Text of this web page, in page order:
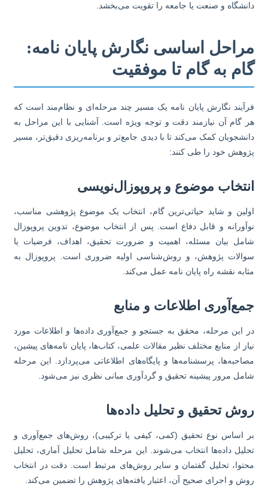
و صنعت یا جامعه را تقویت می‌بخشد.
اساسی نگارش پایان نامه:
به گام تا موفقیت
نگارش پایان نامه یک مسیر چند مرحله‌ای و نظام‌مند است که
گام آن نیازمند دقت و توجه ویژه است. آشنایی با این مراحل به
کمک می‌کند تا با دیدی جامع‌تر و برنامه‌ریزی دقیق‌تر، مسیر
خود را طی کنند:
موضوع و پروپوزال‌نویسی
و شاید حیاتی‌ترین گام، انتخاب یک موضوع پژوهشی مناسب،
و قابل دفاع است. پس از انتخاب موضوع، تدوین پروپوزال
بیان مسئله، اهمیت و ضرورت تحقیق، اهداف، فرضیات یا
پژوهش، و روش‌شناسی اولیه ضروری است. پروپوزال به
نقشه راه پایان نامه عمل می‌کند.
اطلاعات و منابع
این مرحله، محقق به جستجو و جمع‌آوری داده‌ها و اطلاعات مورد
از منابع مختلف نظیر مقالات علمی، کتاب‌ها، پایان نامه‌های پیشین،
پرسشنامه‌ها و پایگاه‌های اطلاعاتی می‌پردازد. این مرحله
مرور پیشینه تحقیق و گردآوری مبانی نظری نیز می‌شود.
تحقیق و تحلیل داده‌ها
اساس نوع تحقیق (کمی، کیفی یا ترکیبی)، روش‌های جمع‌آوری و
داده‌ها انتخاب می‌شوند. این مرحله شامل تحلیل آماری، تحلیل
تحلیل گفتمان و سایر روش‌های مرتبط است. دقت در انتخاب
و اجرای صحیح آن، اعتبار یافته‌های پژوهش را تضمین می‌کند.